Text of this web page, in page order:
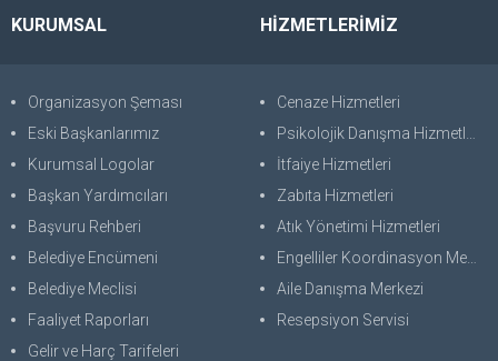
KURUMSAL
Organizasyon Şeması
Eski Başkanlarımız
Kurumsal Logolar
Başkan Yardımcıları
Başvuru Rehberi
Belediye Encümeni
Belediye Meclisi
Faaliyet Raporları
Gelir ve Harç Tarifeleri
HİZMETLERİMİZ
Cenaze Hizmetleri
Psikolojik Danışma Hizmetleri
İtfaiye Hizmetleri
Zabıta Hizmetleri
Atık Yönetimi Hizmetleri
Engelliler Koordinasyon Merkezi
Aile Danışma Merkezi
Resepsiyon Servisi